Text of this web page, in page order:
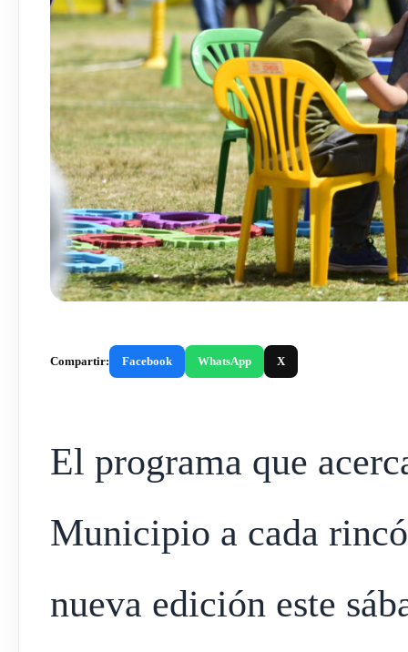
Compartir: Facebook WhatsApp X
El programa que
Municipio a cada
nueva edición este